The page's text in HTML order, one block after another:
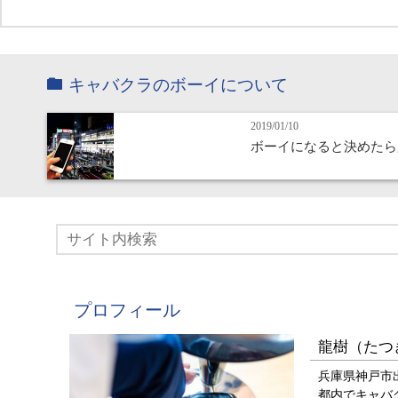
キャバクラのボーイについて
2019/01/10
ボーイになると決めた
プロフィール
龍樹（たつ
兵庫県神戸市
都内でキャバ